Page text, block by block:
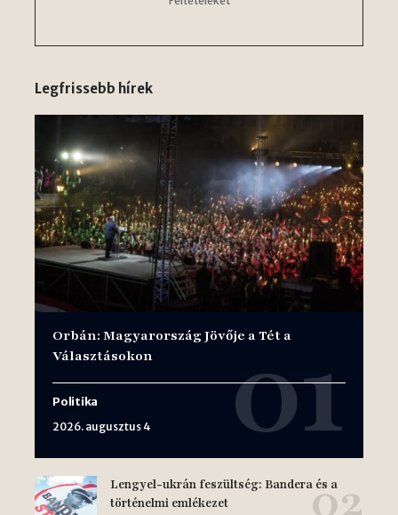
Legfrissebb hírek
Orbán: Magyarország Jövője a Tét a
Választásokon
Politika
2026. augusztus 4
Lengyel-ukrán feszültség: Bandera és a
történelmi emlékezet